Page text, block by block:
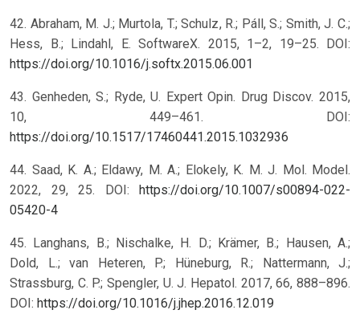
42. Abraham, M. J.; Murtola, T.; Schulz, R.; Páll, S.; Smith, J. C.;
Hess, B.; Lindahl, E. SoftwareX. 2015, 1–2, 19–25. DOI:
https://doi.org/10.1016/j.softx.2015.06.001
43. Genheden, S.; Ryde, U. Expert Opin. Drug Discov. 2015,
10, 449–461. DOI:
https://doi.org/10.1517/17460441.2015.1032936
44. Saad, K. A.; Eldawy, M. A.; Elokely, K. M. J. Mol. Model.
2022, 29, 25. DOI:
https://doi.org/10.1007/s00894-022-
05420-4
45. Langhans, B.; Nischalke, H. D.; Krämer, B.; Hausen, A.;
Dold, L.; van Heteren, P.; Hüneburg, R.; Nattermann, J.;
Strassburg, C. P.; Spengler, U. J. Hepatol. 2017, 66, 888–896.
DOI: https://doi.org/10.1016/j.jhep.2016.12.019